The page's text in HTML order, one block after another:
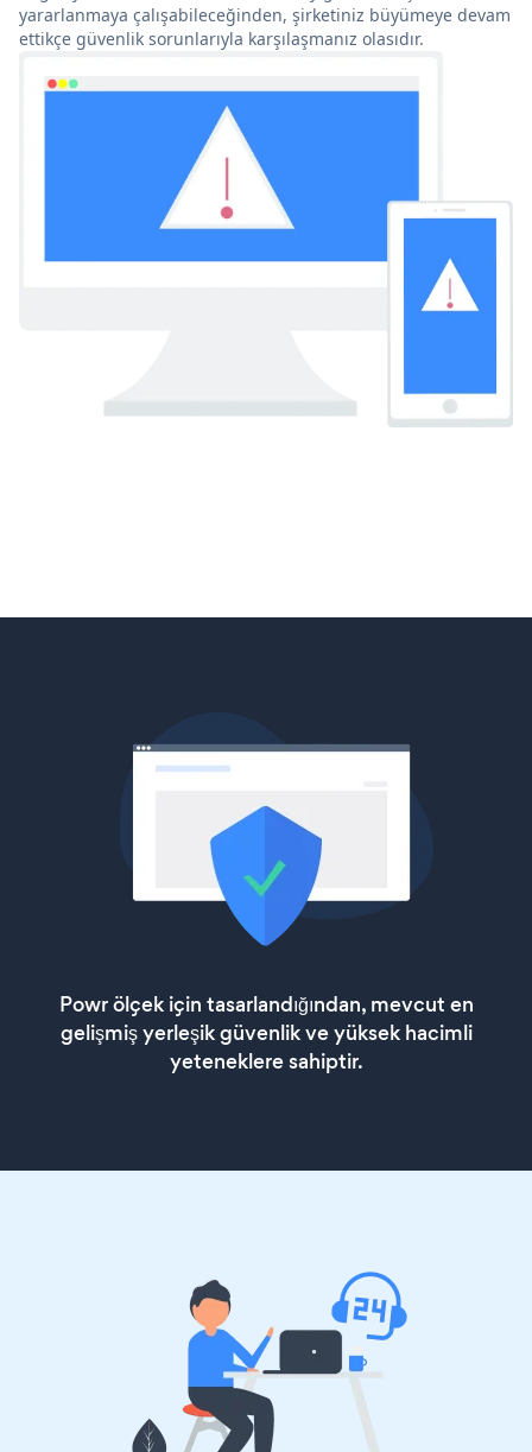
yararlanmaya çalışabileceğinden, şirketiniz büyümeye devam
ettikçe güvenlik sorunlarıyla karşılaşmanız olasıdır.
Powr ölçek için tasarlandığından, mevcut en
gelişmiş yerleşik güvenlik ve yüksek hacimli
yeteneklere sahiptir.